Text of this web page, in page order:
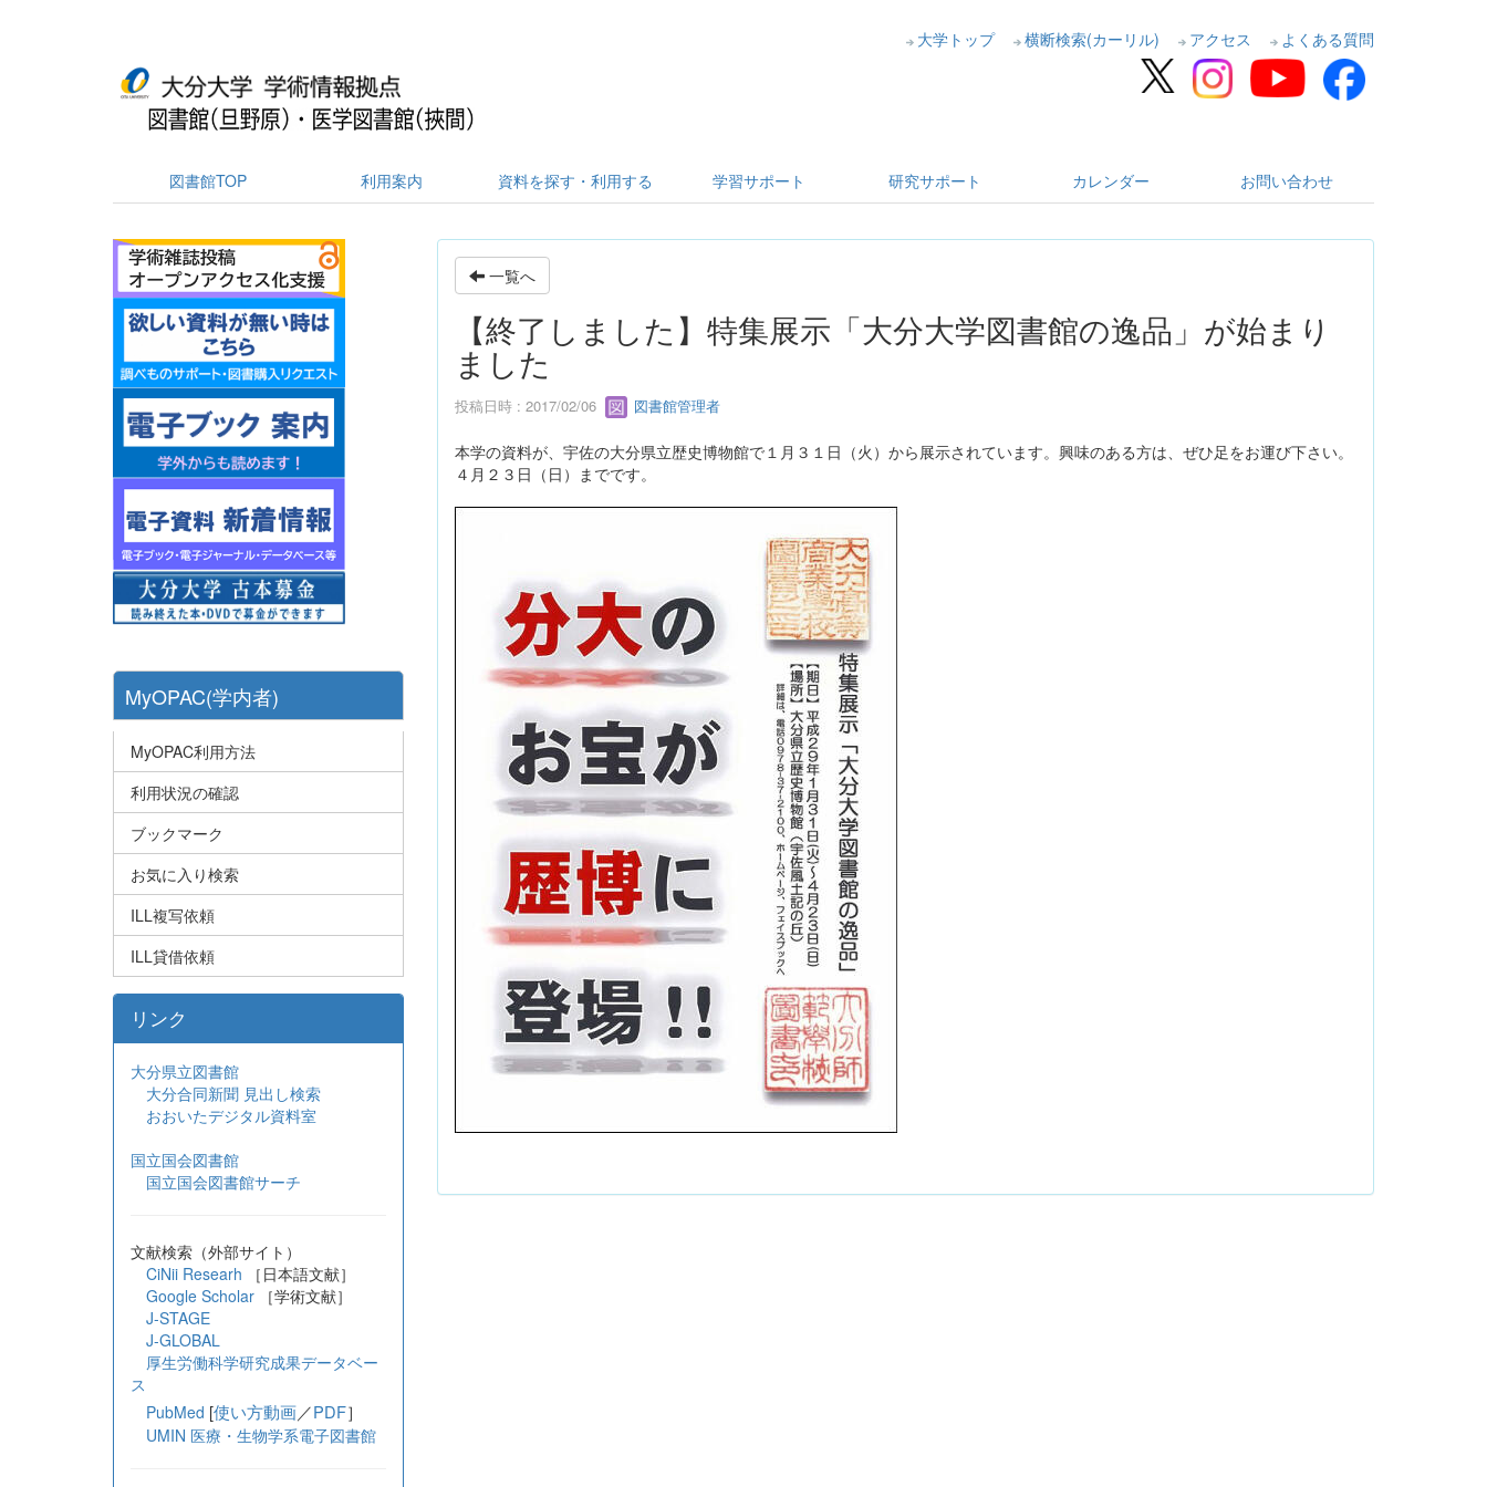
大学トップ 横断検索(カーリル) アクセス よくある質問
図書館TOP 利用案内 資料を探す・利用する 学習サポート 研究サポート カレンダー お問い合わせ
一覧へ
【終了しました】特集展示「大分大学図書館の逸品」が始まり
ました
投稿日時 : 2017/02/06 図書館管理者
本学の資料が、宇佐の大分県立歴史博物館で１月３１日（火）から展示されています。興味のある方は、ぜひ足をお運び下さい。
４月２３日（日）までです。
MyOPAC(学内者)
MyOPAC利用方法
利用状況の確認
ブックマーク
お気に入り検索
ILL複写依頼
ILL貸借依頼
リンク
大分県立図書館
大分合同新聞 見出し検索
おおいたデジタル資料室
国立国会図書館
国立国会図書館サーチ
文献検索（外部サイト）
CiNii Researh ［日本語文献］
Google Scholar
［学術文献］
J-STAGE
J-GLOBAL
厚生労働科学研究成果データベー
ス
PubMed [使い方動画／PDF］
UMIN 医療・生物学系電子図書館